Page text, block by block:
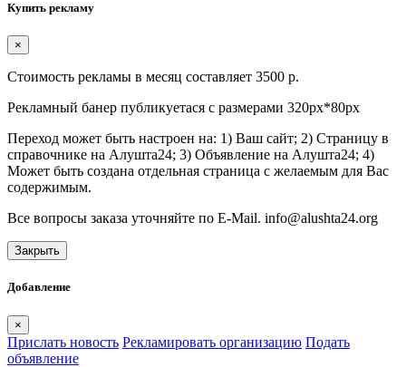
Купить рекламу
×
Стоимость рекламы в месяц составляет 3500 р.
Рекламный банер публикуетася с размерами 320px*80px
Переход может быть настроен на: 1) Ваш сайт; 2) Страницу в
справочнике на Алушта24; 3) Объявление на Алушта24; 4)
Может быть создана отдельная страница с желаемым для Вас
содержимым.
Все вопросы заказа уточняйте по E-Mail. info@alushta24.org
Закрыть
Добавление
×
Прислать новость Рекламировать организацию Подать
объявление